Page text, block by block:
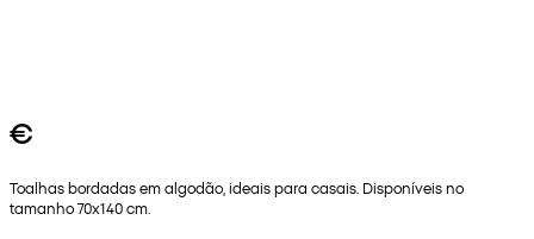
€
Toalhas bordadas em algodão, ideais para casais. Disponíveis no
tamanho 70x140 cm.